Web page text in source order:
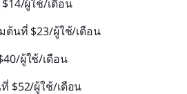
ผู้ใช้/เดือน
ต้นที่ $23/ผู้ใช้/เดือน
ผู้ใช้/เดือน
$52/ผู้ใช้/เดือน